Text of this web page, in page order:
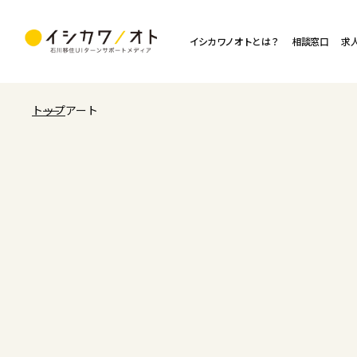
イシカワノオトとは？ 相談窓口 求
トップアート